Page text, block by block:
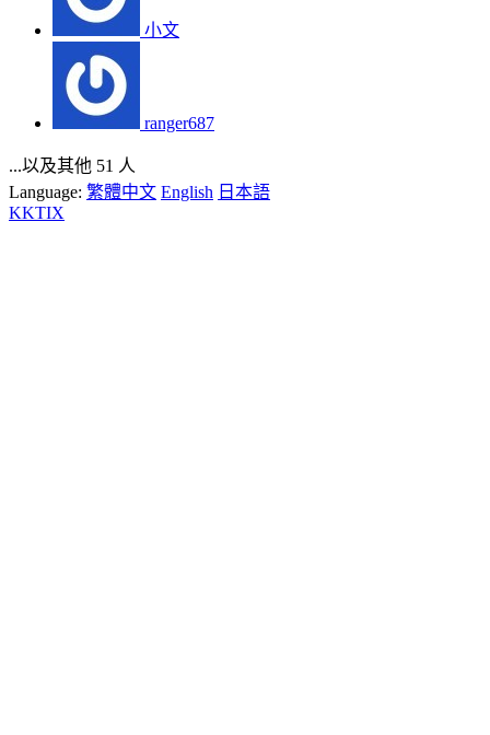
小文
ranger687
...以及其他 51 人
Language: 繁體中文 English 日本語
KKTIX